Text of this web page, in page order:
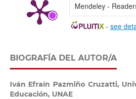
Mendeley -
- see
BIOGRAFÍA DEL AUTOR/A
Iván Efraín Pazmiño Cruzatti,
Educación, UNAE